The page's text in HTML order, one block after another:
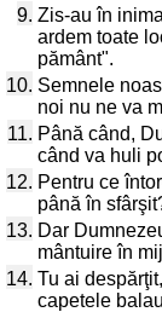
9. Zis-au în
ardem toate
pământ".
10. Semnele
noi nu ne va
11. Până când,
când va huli
12. Pentru ce
până în
13. Dar
mântuire în
14. Tu ai
capetele